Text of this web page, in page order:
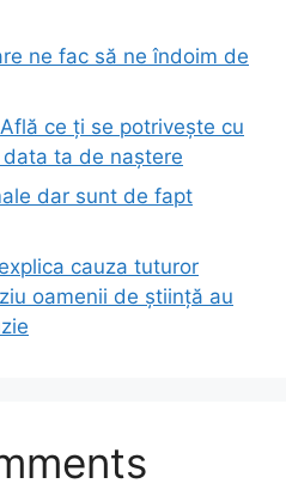
ne fac să ne îndoim de
ce ți se potrivește cu
ta de naștere
dar sunt de fapt
cauza tuturor
oamenii de știință au